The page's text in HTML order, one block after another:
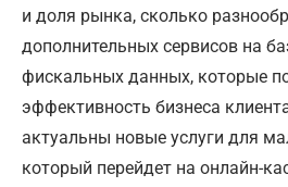
и доля рынка, сколько
дополнительных сервисов на
фискальных данных, которые
эффективность бизнеса
актуальны новые услуги для
который перейдет на онлайн-